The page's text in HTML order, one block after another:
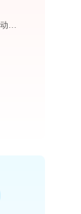
如何快速下载并安装OKI 5800F打印机驱动：详细步骤解析